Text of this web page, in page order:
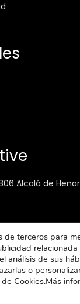
Alcalá de
de terceros para
relacionada
análisis de sus
o
Cookies.Más